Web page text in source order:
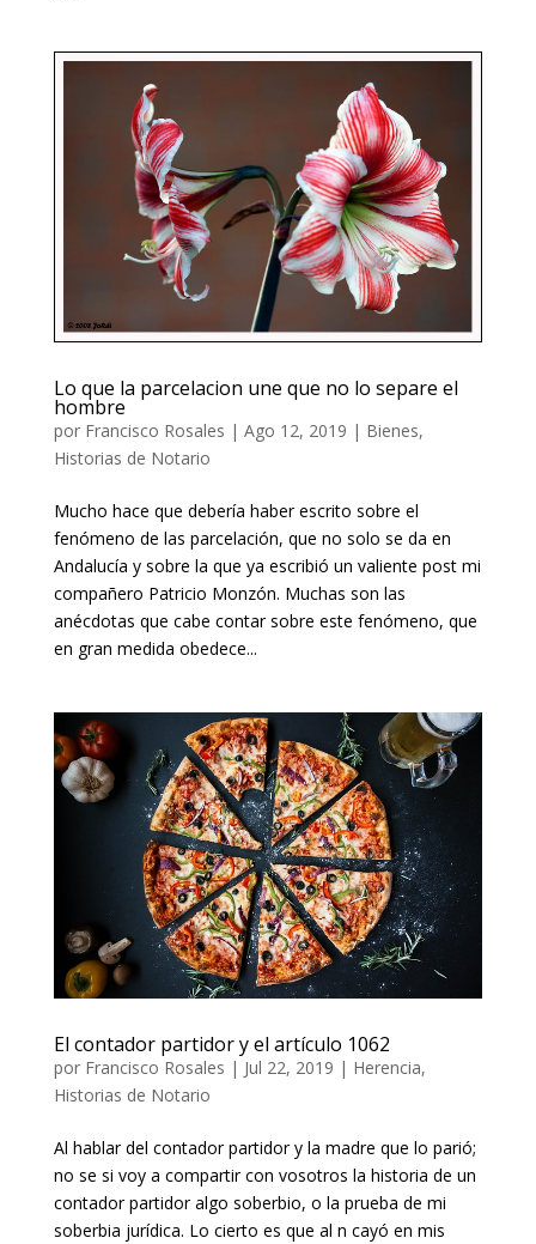
Lo que la parcelacion une que no lo separe el
hombre
por Francisco Rosales | Ago 12, 2019 | Bienes,
Historias de Notario
Mucho hace que debería haber escrito sobre el
fenómeno de las parcelación, que no solo se da en
Andalucía y sobre la que ya escribió un valiente post mi
compañero Patricio Monzón. Muchas son las
anécdotas que cabe contar sobre este fenómeno, que
en gran medida obedece...
El contador partidor y el artículo 1062
por Francisco Rosales | Jul 22, 2019 | Herencia,
Historias de Notario
Al hablar del contador partidor y la madre que lo parió;
no se si voy a compartir con vosotros la historia de un
contador partidor algo soberbio, o la prueba de mi
soberbia jurídica. Lo cierto es que al fin cayó en mis